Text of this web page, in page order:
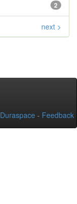
2
next >
Duraspace - Feedback